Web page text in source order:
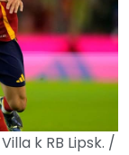
k RB Lipsk. /